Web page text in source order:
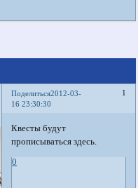
Поделиться 1
2012-03-
16 23:30:30
Квесты будут
прописываться здесь.
0